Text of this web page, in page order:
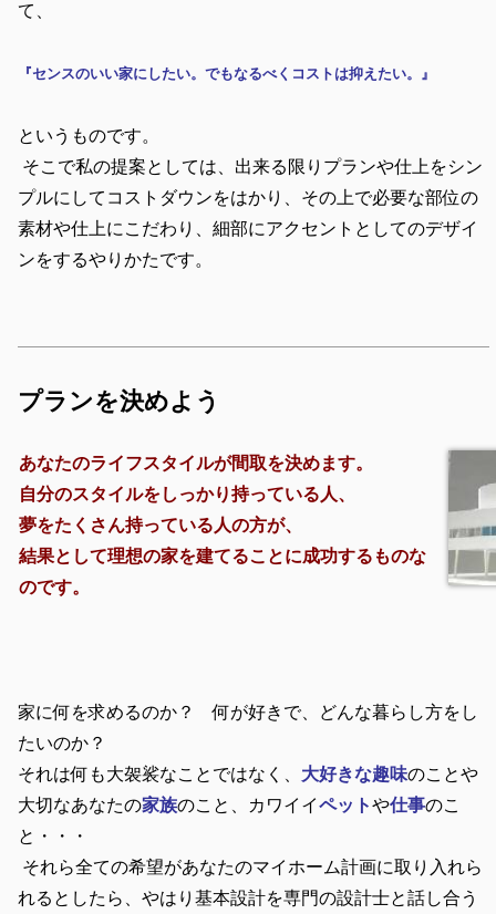
て、
『センスのいい家にしたい。でもなるべくコストは抑えたい。』
というものです。
そこで私の提案としては、出来る限りプランや仕上をシン
プルにしてコストダウンをはかり、その上で必要な部位の
素材や仕上にこだわり、細部にアクセントとしてのデザイ
ンをするやりかたです。
プランを決めよう
あなたのライフスタイルが間取を決めます。
自分のスタイルをしっかり持っている人、
夢をたくさん持っている人の方が、
結果として理想の家を建てることに成功するものな
のです。
家に何を求めるのか？ 何が好きで、どんな暮らし方をし
たいのか？
それは何も大袈裟なことではなく、 大好きな趣味のことや
大切なあなたの家族のこと、カワイイペットや仕事のこ
と・・・
それら全ての希望があなたのマイホーム計画に取り入れら
れるとしたら、やはり基本設計を専門の設計士と話し合う